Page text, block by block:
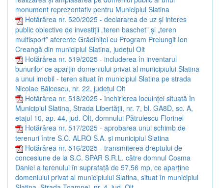
monument reprezentativ pentru Municipiul Slatina
Hotărârea nr. 520/2025 - declararea de uz și interes
public obiective de investiții „teren baschet” și „teren
multisport” aferente Grădiniței cu Program Prelungit Ion
Creangă din municipiul Slatina, județul Olt
Hotărârea nr. 519/2025 - includerea în inventarul
bunurilor ce aparțin domeniului privat al municipiului Slatina
a unui imobil - teren situat în municipiul Slatina pe strada
Nicolae Bălcescu, nr. 22, județul Olt
Hotărârea nr. 518/2025 - închirierea locuinței situată în
Municipiul Slatina, Strada Libertății, nr. 7, bl. GA8D, sc. A,
etajul 10, ap. 44, jud. Olt, domnului Pătrulescu Florinel
Hotărârea nr. 517/2025 - aprobarea unui schimb de
terenuri între S.C. ALRO S.A. și municipiul Slatina
Hotărârea nr. 516/2025 - transmiterea dreptului de
concesiune de la S.C. SPAR S.R.L. către domnul Cosma
Daniel a terenului în suprafață de 57,56 mp, ce aparține
domeniului privat al municipiului Slatina, situat în municipiul